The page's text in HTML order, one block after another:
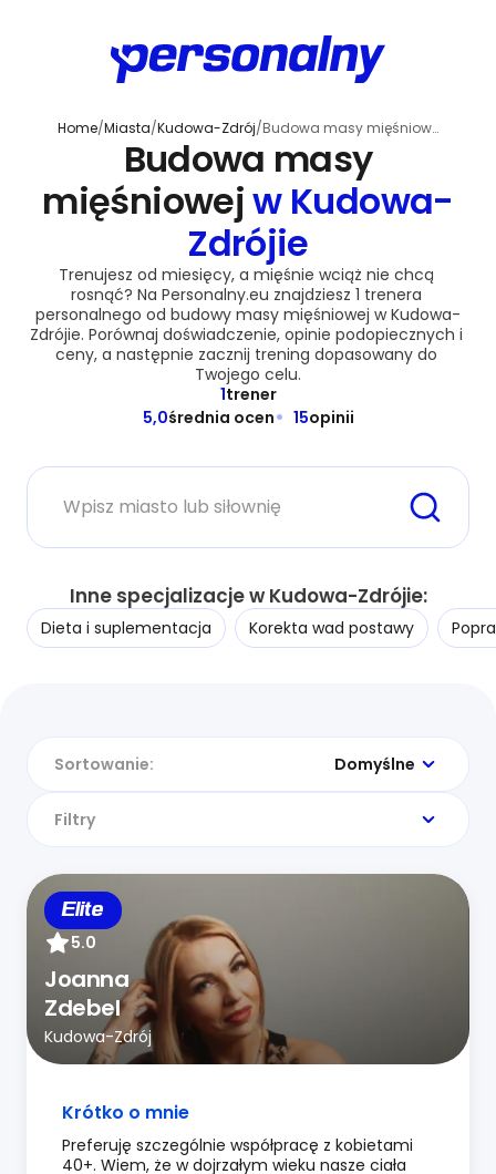
Home/Miasta/Kudowa-Zdrój/ Budowa masy mięśniowej
Budowa masy
mięśniowejw Kudowa-
Zdrójie
Trenujesz od miesięcy, a mięśnie wciąż nie chcą
rosnąć? Na Personalny.eu znajdziesz 1 trenera
personalnego od budowy masy mięśniowej w Kudowa-
Zdrójie. Porównaj doświadczenie, opinie podopiecznych i
ceny, a następnie zacznij trening dopasowany do
Twojego celu.
1trener
5,0średnia ocen 15opinii
Miasto lub siłownia
Inne specjalizacje w Kudowa-Zdrójie:
Dieta i suplementacja Korekta wad postawy
Sortowanie: Domyślne
Filtry
Elite
5.0
Joanna
Zdebel
Kudowa-Zdrój
Krótko o mnie
Preferuję szczególnie współpracę z kobietami
40+. Wiem, że w dojrzałym wieku nasze ciała